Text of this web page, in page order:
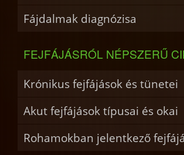
Fájdalmak diagnózisa
FEJFÁJÁSRÓL NÉPSZERŰ
Krónikus fejfájások és tünetei
Akut fejfájások típusai és okai
Rohamokban jelentkező